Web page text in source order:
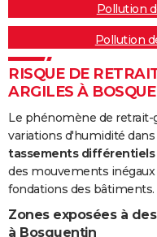
Pollution
Pollution
RISQUE DE
ARGILES À
Le phénomène de retrait-
variations d'humidité
tassements différentiels
des mouvements inégaux
fondations des bâtiments.
Zones exposées à
à Bosquentin